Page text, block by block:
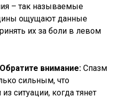
– так называемые
ощущают данные
их за боли в левом
Обратите внимание: Спазм
сильным, что
ситуации, когда тянет